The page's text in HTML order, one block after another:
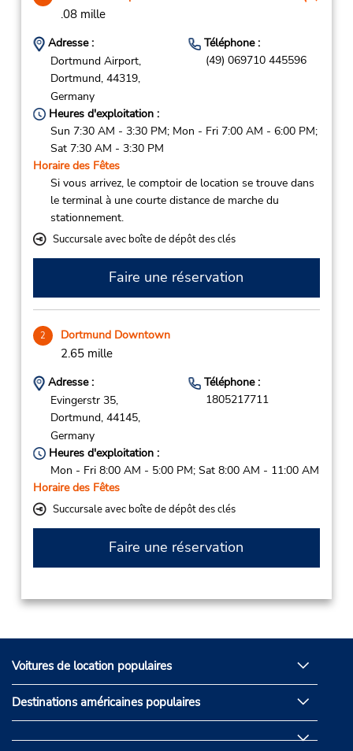
.08 mille
Adresse :
Dortmund Airport,
Dortmund, 44319,
Germany
Téléphone :
(49) 069710 445596
Heures d'exploitation :
Sun 7:30 AM - 3:30 PM; Mon - Fri 7:00 AM - 6:00 PM;
Sat 7:30 AM - 3:30 PM
Horaire des Fêtes
Si vous arrivez, le comptoir de location se trouve dans
le terminal à une courte distance de marche du
stationnement.
Succursale avec boîte de dépôt des clés
Faire une réservation
2 Dortmund Downtown
2.65 mille
Adresse :
Evingerstr 35,
Dortmund, 44145,
Germany
Téléphone :
1805217711
Heures d'exploitation :
Mon - Fri 8:00 AM - 5:00 PM; Sat 8:00 AM - 11:00 AM
Horaire des Fêtes
Succursale avec boîte de dépôt des clés
Faire une réservation
Voitures de location populaires
Destinations américaines populaires